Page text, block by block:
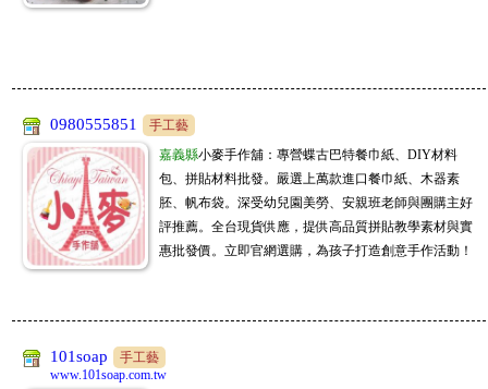
額贈精油，快來選購喲
08/08 購物商城 JL全球代購
天上新品 😁ID 0908123186 或搜尋 JL全球代購 或 www. kitty888.com.tw
08/08 購物商城 勵瑪全球團購批發
台中百坪實體廠房可自取，一件起批無需繳交入會費，徵實力團媽及想賺第
二份收入的你！加入LINE客服@lima888
08/08 購物商城 JM批發大盤商 www.sofeelco.com
促銷9折,每天刊登新款,敬請關注,全網批發價,頂級原單精品上遊貨源供貨廠商,
📢新北批發百坪倉庫!一手供貨，寢具家飾、生活五金千種商品，招收直播
主、團媽、自取店 客服ID:scgagago01
手工藝 冠亦商行
冠亦商行手工皂材料專業分售，請至商店搜尋"冠亦商行"就能找到我們囉! 滿
0980555851
手工藝
嘉義縣小麥手作舖：專營蝶古巴特餐巾紙、DIY材料
包、拼貼材料批發。嚴選上萬款進口餐巾紙、木器素
胚、帆布袋。深受幼兒園美勞、安親班老師與團購主好
評推薦。全台現貨供應，提供高品質拼貼教學素材與實
惠批發價。立即官網選購，為孩子打造創意手作活動！
101soap
手工藝
www.101soap.com.tw